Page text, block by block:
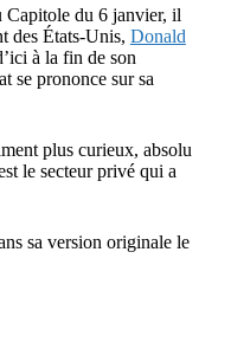
Capitole du 6 janvier, il
des États-Unis, Donald
à la fin de son
se prononce sur sa
plus curieux, absolu
le secteur privé qui a
sa version originale le